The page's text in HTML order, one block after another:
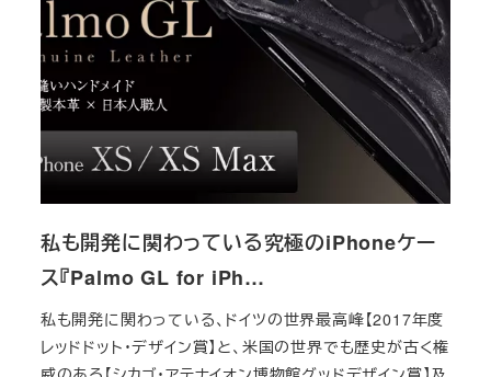
私も開発に関わっている究極のiPhoneケー
ス『Palmo GL for iPh…
私も開発に関わっている、ドイツの世界最高峰【2017年度
レッドドット・デザイン賞】と、米国の世界でも歴史が古く権